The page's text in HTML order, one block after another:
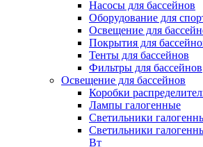
Насосы для бассейнов
Оборудование для
Освещение для
Покрытия для
Тенты для бассейнов
Фильтры для бассейнов
Освещение для бассейнов
Коробки
Лампы галогенные
Светильники
Светильники
Вт